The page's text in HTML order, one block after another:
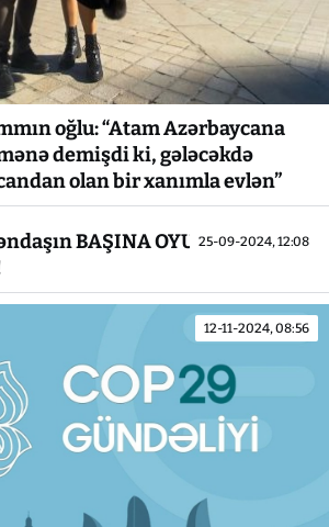
oğlu: “Atam Azərbaycana
demişdi ki, gələcəkdə
olan bir xanımla evlən”
25-09-2024, 12:08
BAŞINA OYUN AÇIRLAR...
12-11-2024, 08:56